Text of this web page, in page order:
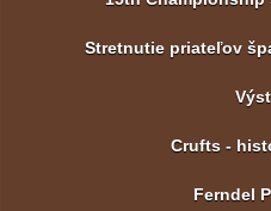
Stretnutie priateľov
Crufts -
Ferndel